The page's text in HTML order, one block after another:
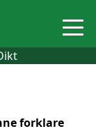
forklare